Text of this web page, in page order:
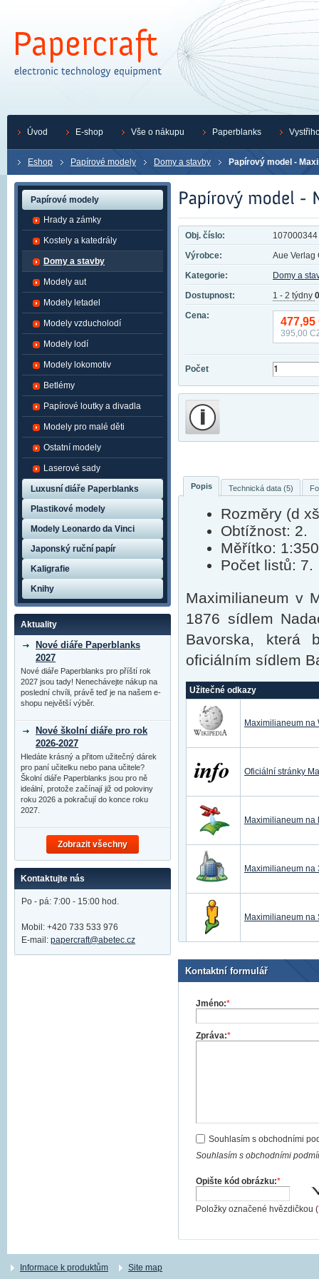
Eshop Papírové modely Domy a stavby Papírový model -
Obj. číslo:
107000344
Výrobce:
Aue Verlag
Kategorie:
Domy a
Dostupnost:
1 - 2 týdny
Cena:
477,95
395,00
Počet
Popis Technická data (5)
Rozměry (d
Obtížnost: 2.
Měřítko:
Počet listů: 7.
Maximilianeum v
1876 sídlem
Bavorska, která
oficiálním sídlem
Užitečné odkazy
Maximilianeum na
Oficiální stránky
Maximilianeum na
Maximilianeum na
Maximilianeum na
Kontaktní formulář
Jméno:*
Zpráva:*
Souhlasím s obchodními
Souhlasím s obchodními
Opište kód obrázku:*
Položky označené hvězdičkou (
Papírové modely
Hrady a zámky
Kostely a katedrály
Domy a stavby
Modely aut
Modely letadel
Modely vzducholodí
Modely lodí
Modely lokomotiv
Betlémy
Papírové loutky a divadla
Modely pro malé děti
Ostatní modely
Laserové sady
Luxusní diáře Paperblanks
Plastikové modely
Modely Leonardo da Vinci
Japonský ruční papír
Kaligrafie
Knihy
Aktuality
Nové diáře Paperblanks
2027
Nové diáře Paperblanks pro příští rok
2027 jsou tady! Nenechávejte nákup na
poslední chvíli, právě teď je na našem e-
shopu největší výběr.
Nové školní diáře pro rok
2026-2027
Hledáte krásný a přitom užitečný dárek
pro paní učitelku nebo pana učitele?
Školní diáře Paperblanks jsou pro ně
ideální, protože začínají již od poloviny
roku 2026 a pokračují do konce roku
2027.
Zobrazit všechny
Kontaktujte nás
Po - pá: 7:00 - 15:00 hod.
Mobil: +420 733 533 976
E-mail: papercraft@abetec.cz
Informace k produktům Site map
Úvod E-shop Vše o nákupu Paperblanks